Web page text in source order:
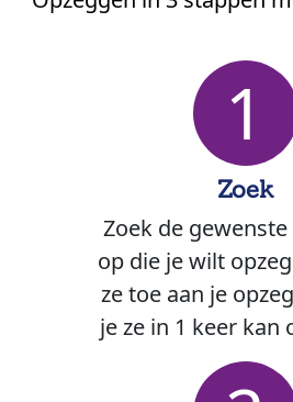
1
Zoek
Zoek de
op die je wilt
ze toe aan je
je ze in 1 keer kan